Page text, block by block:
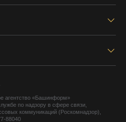
агентство «Башинформ»
по надзору в сфере связи,
коммуникаций (Роскомнадзор),
88040